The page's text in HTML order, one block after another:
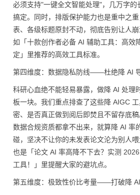
必须支持"一键全文智能处理"，几万字的
搞定。同时，排版保护能力也是重中之
表、各级标题原封不动，彻底告别让人
如「十款创作者必备 AI 辅助工具：高效
定」里推荐的高效工具标准。
第四维度：数据隐私防线——杜绝降 AI
科研心血绝不能轻易暴露，做降 AI 处理
板一块。我们重点排查了这些降 AIGC
密、是否真正做到阅后即焚且不留存底
数据合规资质都拿不出来，就算降 AI 率
碰，坚决不让你的未发表论文沦为别人
也是「论文 AI 率高降不下去？实测
工具！」里提醒大家的避坑点。
第五维度：极致性价比考量——打破降